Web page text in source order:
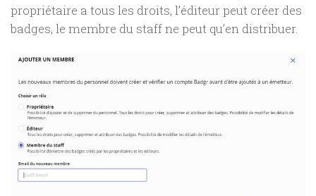
propriétaire a tous les droits, l’éditeur peut créer des
badges, le membre du staff ne peut qu’en distribuer.